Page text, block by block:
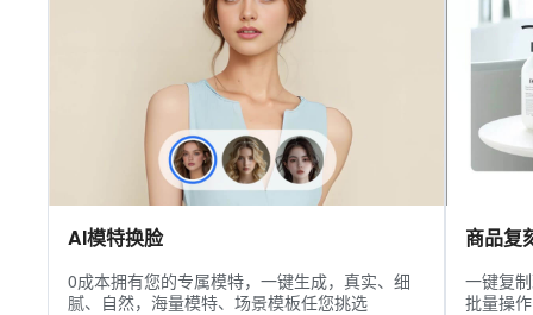
AI模特换脸
0成本拥有您的专属模特，一键生成，真实、细
腻、自然，海量模特、场景模板任您挑选
商品复
一键复
批量操